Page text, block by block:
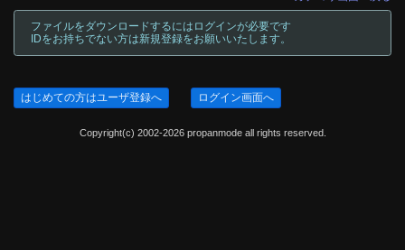
ファイルをダウンロードするにはログインが必要です
IDをお持ちでない方は新規登録をお願いいたします。
はじめての方はユーザ登録へ ログイン画面へ
Copyright(c) 2002-2026 propanmode all rights reserved.